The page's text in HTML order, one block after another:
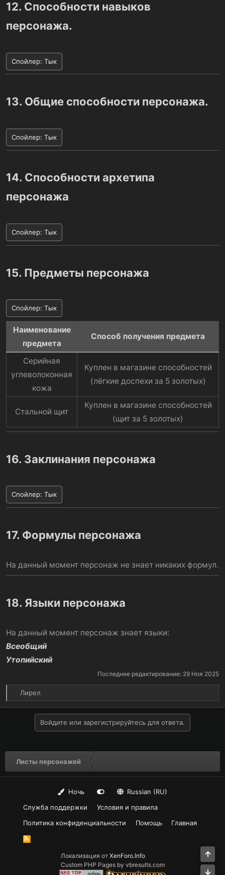
12. Способности навыков
персонажа.
Спойлер: Тык
13. Общие способности персонажа.
Спойлер: Тык
14. Способности архетипа
персонажа
Спойлер: Тык
15. Предметы персонажа
Спойлер: Тык
Наименование
предмета
Способ получения предмета
Серийная
углеволоконная
кожа​
Куплен в магазине способностей
(лёгкие доспехи за 5 золотых)​
Стальной щит​
Куплен в магазине способностей
(щит за 5 золотых)​
16. Заклинания персонажа
Спойлер: Тык
17. Формулы персонажа
На данный момент персонаж не знает никаких формул.
18. Языки персонажа
На данный момент персонаж знает языки:
Всеобщий
Утопийский
Последнее редактирование: 29 Ноя 2025
Р
е
:
Лирел
Войдите или зарегистрируйтесь для ответа.
Листы персонажей
Ночь
Russian (RU)
Служба поддержки
Условия и правила
Политика конфиденциальности
Помощь Главная
R
S
Локализация от XenForo.Info
Custom PHP Pages by vbresults.com